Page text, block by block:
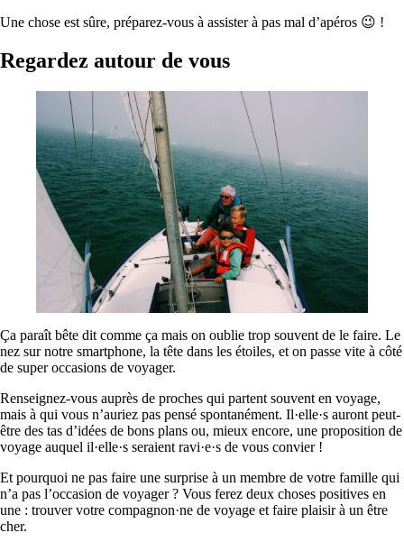
Une chose est sûre, préparez-vous à assister à pas mal d’apéros 😉 !
Regardez autour de vous
Ça paraît bête dit comme ça mais on oublie trop souvent de le faire. Le
nez sur notre smartphone, la tête dans les étoiles, et on passe vite à côté
de super occasions de voyager.
Renseignez-vous auprès de proches qui partent souvent en voyage,
mais à qui vous n’auriez pas pensé spontanément. Il·elle·s auront peut-
être des tas d’idées de bons plans ou, mieux encore, une proposition de
voyage auquel il·elle·s seraient ravi·e·s de vous convier !
Et pourquoi ne pas faire une surprise à un membre de votre famille qui
n’a pas l’occasion de voyager ? Vous ferez deux choses positives en
une : trouver votre compagnon·ne de voyage et faire plaisir à un être
cher.